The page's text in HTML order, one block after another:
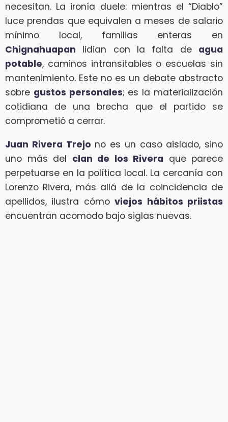
necesitan. La ironía duele: mientras el “Diablo”
luce prendas que equivalen a meses de salario
mínimo local, familias enteras en
Chignahuapan lidian con la falta de agua
potable, caminos intransitables o escuelas sin
mantenimiento. Este no es un debate abstracto
sobre gustos personales; es la materialización
cotidiana de una brecha que el partido se
comprometió a cerrar.
Juan Rivera Trejo no es un caso aislado, sino
uno más del clan de los Rivera que parece
perpetuarse en la política local. La cercanía con
Lorenzo Rivera, más allá de la coincidencia de
apellidos, ilustra cómoviejos hábitos priistas
encuentran acomodo bajo siglas nuevas.